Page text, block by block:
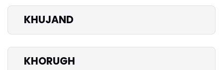
KHUJAND
KHORUGH